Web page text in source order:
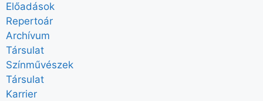
Előadások
Repertoár
Archívum
Társulat
Színművészek
Társulat
Karrier